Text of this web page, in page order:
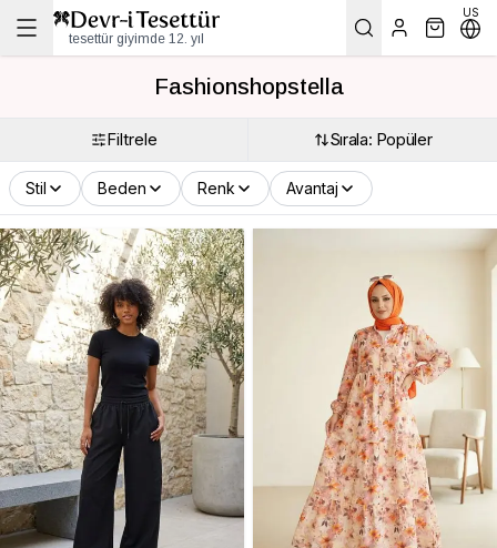
tesettür giyimde 12. yıl
US
Fashionshopstella
Filtrele Sırala: Popüler
Stil Beden Renk Avantaj